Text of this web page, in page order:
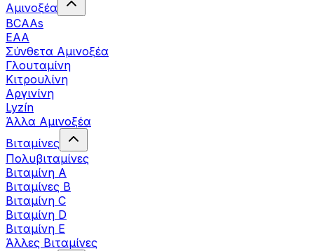
Αμινοξέα
BCAAs
EAA
Σύνθετα Αμινοξέα
Γλουταμίνη
Κιτρουλίνη
Αργινίνη
Lyzín
Άλλα Αμινοξέα
Βιταμίνες
Πολυβιταμίνες
Βιταμίνη Α
Βιταμίνες Β
Βιταμίνη C
Βιταμίνη D
Βιταμίνη Ε
Άλλες Βιταμίνες